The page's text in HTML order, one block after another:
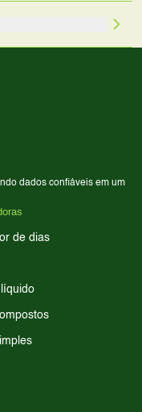
para comparar
Use nossos filtros
dados confiáveis em um
de dias